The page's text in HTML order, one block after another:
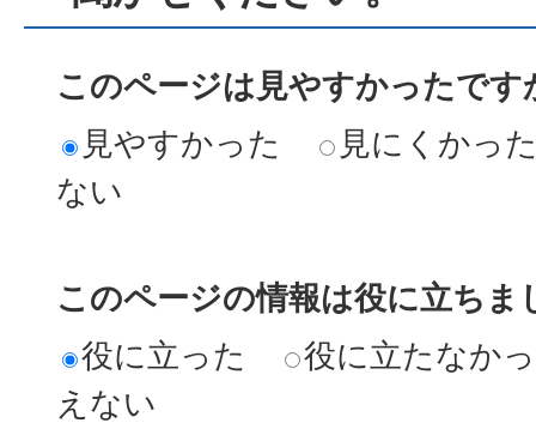
このページは見やすかったです
見やすかった
見にくかっ
ない
このページの情報は役に立ちま
役に立った
役に立たなか
えない